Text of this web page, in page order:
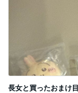
長女と買ったおまけ